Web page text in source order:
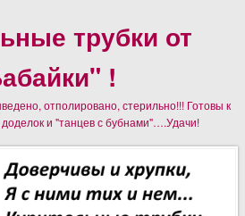
трубки от
!
отполировано, стерильно!!! Готовы к
и "танцев с бубнами"….Удачи!